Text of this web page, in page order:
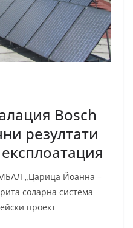
Bosch
резултати
„Царица Йоанна –
соларна система
проект